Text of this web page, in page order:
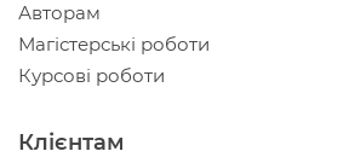
Авторам
Магістерські роботи
Курсові роботи
Клієнтам